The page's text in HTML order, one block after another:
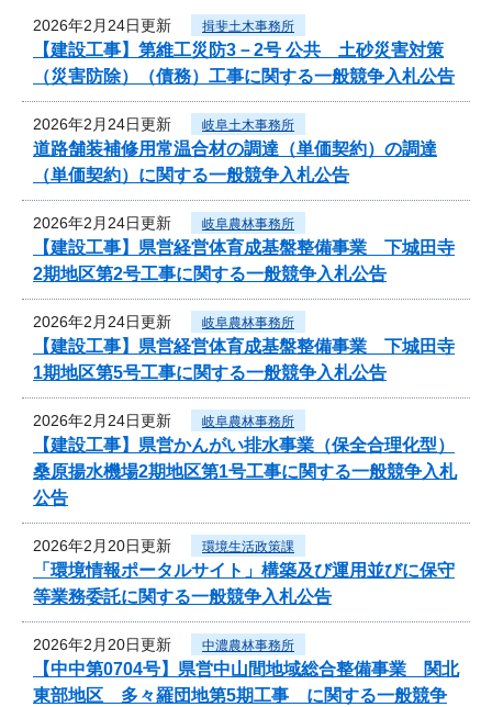
2026年2月24日更新 揖斐土木事務所
【建設工事】第維工災防3－2号 公共 土砂災害対策
（災害防除）（債務）工事に関する一般競争入札公告
2026年2月24日更新 岐阜土木事務所
道路舗装補修用常温合材の調達（単価契約）の調達
（単価契約）に関する一般競争入札公告
2026年2月24日更新 岐阜農林事務所
【建設工事】県営経営体育成基盤整備事業 下城田寺
2期地区第2号工事に関する一般競争入札公告
2026年2月24日更新 岐阜農林事務所
【建設工事】県営経営体育成基盤整備事業 下城田寺
1期地区第5号工事に関する一般競争入札公告
2026年2月24日更新 岐阜農林事務所
【建設工事】県営かんがい排水事業（保全合理化型）
桑原揚水機場2期地区第1号工事に関する一般競争入札
公告
2026年2月20日更新 環境生活政策課
「環境情報ポータルサイト」構築及び運用並びに保守
等業務委託に関する一般競争入札公告
2026年2月20日更新 中濃農林事務所
【中中第0704号】県営中山間地域総合整備事業 関北
東部地区 多々羅団地第5期工事 に関する一般競争